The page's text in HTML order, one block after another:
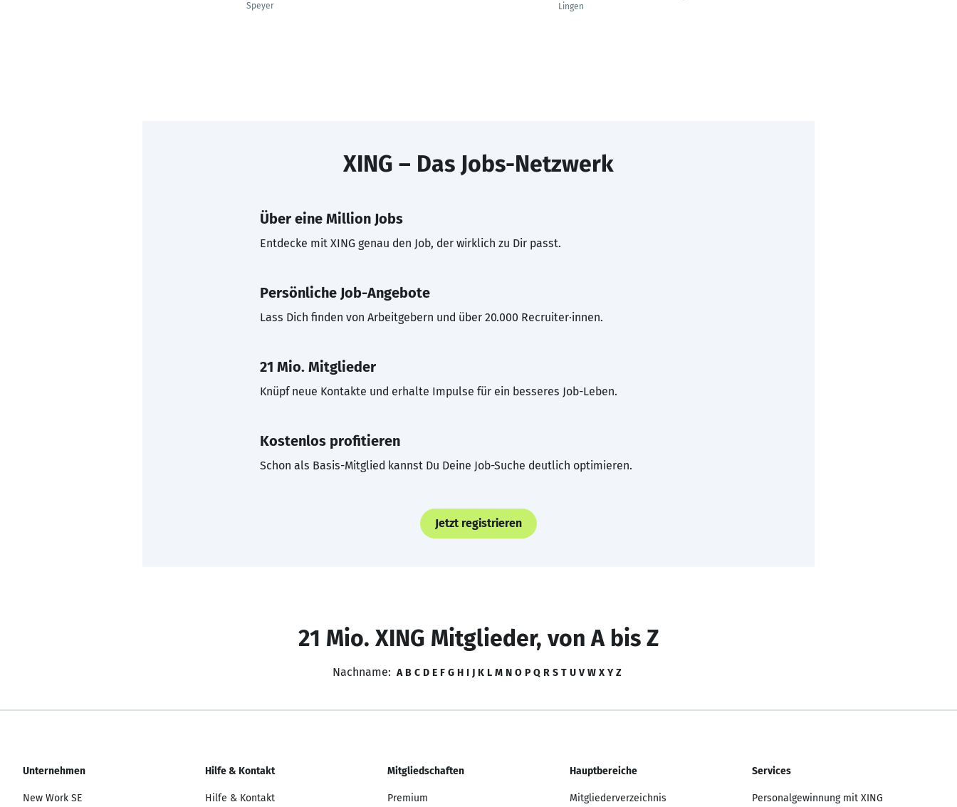
Speyer
Lingen
XING – Das Jobs-Netzwerk
Über eine Million Jobs
Entdecke mit XING genau den Job, der wirklich zu Dir passt.
Persönliche Job-Angebote
Lass Dich finden von Arbeitgebern und über 20.000 Recruiter·innen.
21 Mio. Mitglieder
Knüpf neue Kontakte und erhalte Impulse für ein besseres Job-Leben.
Kostenlos profitieren
Schon als Basis-Mitglied kannst Du Deine Job-Suche deutlich optimieren.
Jetzt registrieren
21 Mio. XING Mitglieder, von A bis Z
Nachname: A B C D E F G H I J K L M N O P Q R S T U V W X Y Z
Unternehmen
New Work SE
Hilfe & Kontakt
Hilfe & Kontakt
Mitgliedschaften
Premium
Hauptbereiche
Mitgliederverzeichnis
Services
Personalgewinnung mit XING